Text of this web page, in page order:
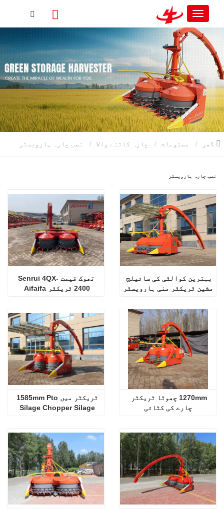
مصنوعات چارہ کاٹنے والا
نصب چارہ ہارویسٹر
تھوک قیمت Senrui 4QX-
مشین ٹریکٹر منی ہارویسٹر
چارے کی کٹائی